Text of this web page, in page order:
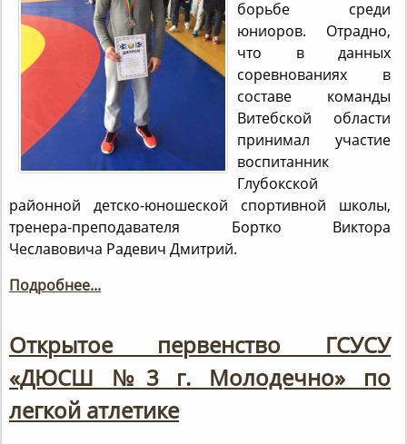
борьбе среди
юниоров. Отрадно,
что в данных
соревнованиях в
составе команды
Витебской области
принимал участие
воспитанник
Глубокской
районной детско-юношеской спортивной школы,
тренера-преподавателя Бортко Виктора
Чеславовича Радевич Дмитрий.
Подробнее...
Открытое первенство ГСУСУ
«ДЮСШ №3 г. Молодечно» по
легкой атлетике